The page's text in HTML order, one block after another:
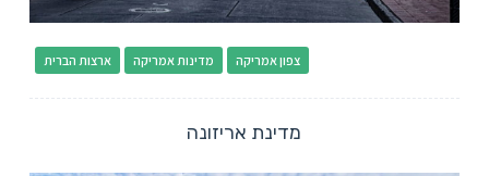
ארצות הברית מדינות אמריקה צפון אמריקה
מדינת אריזונה